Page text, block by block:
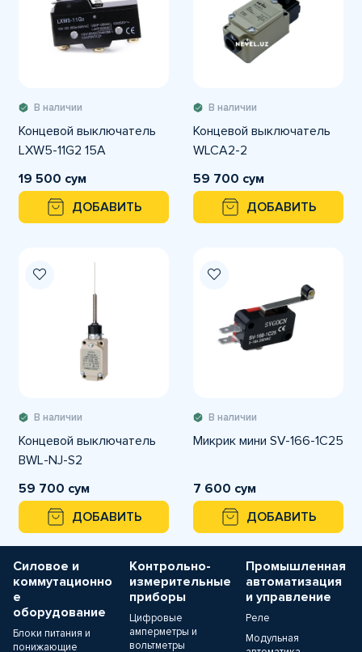
В наличии
Концевой выключатель
LXW5-11G2 15A
19 500 сум
ДОБАВИТЬ
В наличии
Концевой выключатель
WLCA2-2
59 700 сум
ДОБАВИТЬ
В наличии
Концевой выключатель
BWL-NJ-S2
59 700 сум
ДОБАВИТЬ
В наличии
Микрик мини SV-166-1C25
7 600 сум
ДОБАВИТЬ
Силовое и
коммутационно
е
оборудование
Блоки питания и
понижающие
Контрольно-
измерительные
приборы
Цифровые
амперметры и
вольтметры
Промышленная
автоматизация
и управление
Реле
Модульная